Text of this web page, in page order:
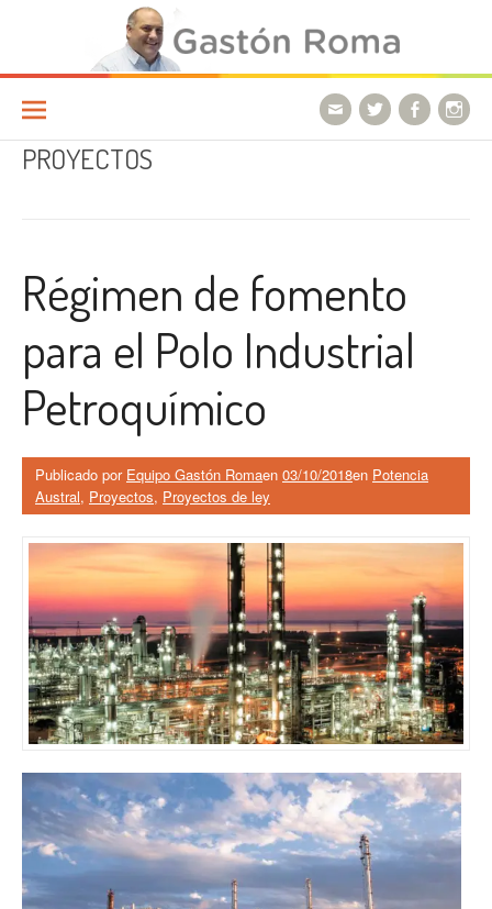
Ir a la página
PROYECTOS
Régimen de fomento
para el Polo Industrial
Petroquímico
Publicado por Equipo Gastón Romaen 03/10/2018en Potencia
Austral, Proyectos, Proyectos de ley